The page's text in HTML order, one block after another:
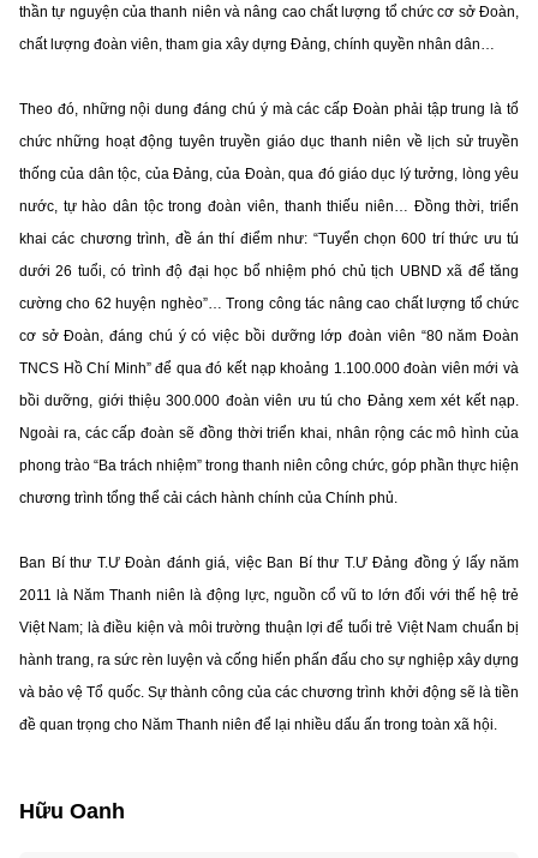
thần tự nguyện của thanh niên và nâng cao chất lượng tổ chức cơ sở Đoàn,
chất lượng đoàn viên, tham gia xây dựng Đảng, chính quyền nhân dân…
Theo đó, những nội dung đáng chú ý mà các cấp Đoàn phải tập trung là tổ
chức những hoạt động tuyên truyền giáo dục thanh niên về lịch sử truyền
thống của dân tộc, của Đảng, của Đoàn, qua đó giáo dục lý tưởng, lòng yêu
nước, tự hào dân tộc trong đoàn viên, thanh thiếu niên… Đồng thời, triển
khai các chương trình, đề án thí điểm như: “Tuyển chọn 600 trí thức ưu tú
dưới 26 tuổi, có trình độ đại học bổ nhiệm phó chủ tịch UBND xã để tăng
cường cho 62 huyện nghèo”… Trong công tác nâng cao chất lượng tổ chức
cơ sở Đoàn, đáng chú ý có việc bồi dưỡng lớp đoàn viên “80 năm Đoàn
TNCS Hồ Chí Minh” để qua đó kết nạp khoảng 1.100.000 đoàn viên mới và
bồi dưỡng, giới thiệu 300.000 đoàn viên ưu tú cho Đảng xem xét kết nạp.
Ngoài ra, các cấp đoàn sẽ đồng thời triển khai, nhân rộng các mô hình của
phong trào “Ba trách nhiệm” trong thanh niên công chức, góp phần thực hiện
chương trình tổng thể cải cách hành chính của Chính phủ.
Ban Bí thư T.Ư Đoàn đánh giá, việc Ban Bí thư T.Ư Đảng đồng ý lấy năm
2011 là Năm Thanh niên là động lực, nguồn cổ vũ to lớn đối với thế hệ trẻ
Việt Nam; là điều kiện và môi trường thuận lợi để tuổi trẻ Việt Nam chuẩn bị
hành trang, ra sức rèn luyện và cống hiến phấn đấu cho sự nghiệp xây dựng
và bảo vệ Tổ quốc. Sự thành công của các chương trình khởi động sẽ là tiền
đề quan trọng cho Năm Thanh niên để lại nhiều dấu ấn trong toàn xã hội.
Hữu Oanh